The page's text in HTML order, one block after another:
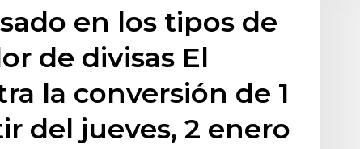
en los tipos de
de divisas El
la conversión de 1
del jueves, 2 enero